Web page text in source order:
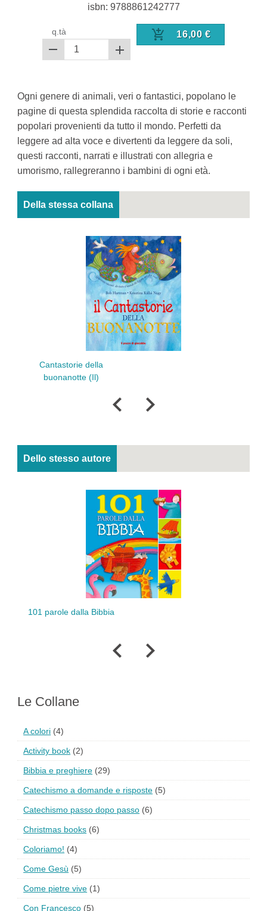
isbn: 9788861242777
q.tà 16,00 €
Ogni genere di animali, veri o fantastici, popolano le
pagine di questa splendida raccolta di storie e racconti
popolari provenienti da tutto il mondo. Perfetti da
leggere ad alta voce e divertenti da leggere da soli,
questi racconti, narrati e illustrati con allegria e
umorismo, rallegreranno i bambini di ogni età.
Della stessa collana
Cantastorie della
buonanotte (Il)
Dello stesso autore
101 parole dalla Bibbia
Le Collane
A colori (4)
Activity book (2)
Bibbia e preghiere (29)
Catechismo a domande e risposte (5)
Catechismo passo dopo passo (6)
Christmas books (6)
Coloriamo! (4)
Come Gesù (5)
Come pietre vive (1)
Con Francesco (5)